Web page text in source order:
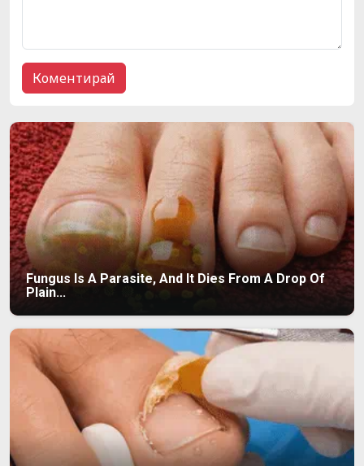
Fungus Is A Parasite, And It Dies From A Drop Of
Plain...